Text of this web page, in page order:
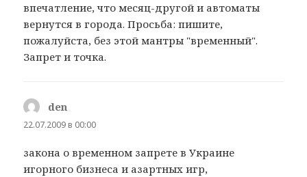
впечатление, что месяц-другой и автоматы
вернутся в города. Просьба: пишите,
пожалуйста, без этой мантры "временный".
Запрет и точка.
den
22.07.2009 в 00:00
закона о временном запрете в Украине
игорного бизнеса и азартных игр,